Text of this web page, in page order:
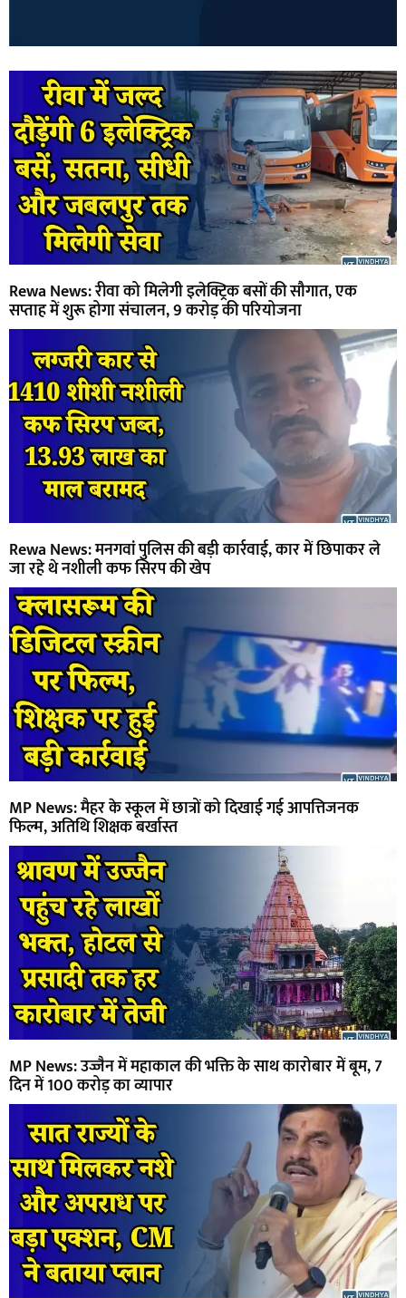
Rewa News: रीवा को मिलेगी इलेक्ट्रिक बसों की सौगात, एक
सप्ताह में शुरू होगा संचालन, 9 करोड़ की परियोजना
Rewa News: मनगवां पुलिस की बड़ी कार्रवाई, कार में छिपाकर ले
जा रहे थे नशीली कफ सिरप की खेप
MP News: मैहर के स्कूल में छात्रों को दिखाई गई आपत्तिजनक
फिल्म, अतिथि शिक्षक बर्खास्त
MP News: उज्जैन में महाकाल की भक्ति के साथ कारोबार में बूम, 7
दिन में 100 करोड़ का व्यापार